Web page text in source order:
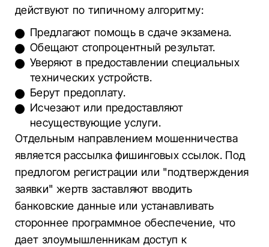
действуют по типичному алгоритму:
Предлагают помощь в сдаче экзамена.
Обещают стопроцентный результат.
Уверяют в предоставлении специальных
технических устройств.
Берут предоплату.
Исчезают или предоставляют
несуществующие услуги.
Отдельным направлением мошенничества
является рассылка фишинговых ссылок. Под
предлогом регистрации или "подтверждения
заявки" жертв заставляют вводить
банковские данные или устанавливать
стороннее программное обеспечение, что
дает злоумышленникам доступ к